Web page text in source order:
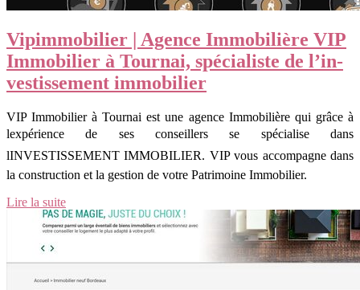
Vipim­mobi­lier | Agence Immobilière VIP
Immobilier à Tournai, spécialiste de l’in­
vestis­se­ment immobilier
VIP Immobilier à Tournai est une agence Immobilière qui grâce à
lexpérience de ses conseillers se spécialise dans
lINVESTISSEMENT IMMOBILIER. VIP vous accompagne dans
la construction et la gestion de votre Patrimoine Immobilier.
Lire la suite